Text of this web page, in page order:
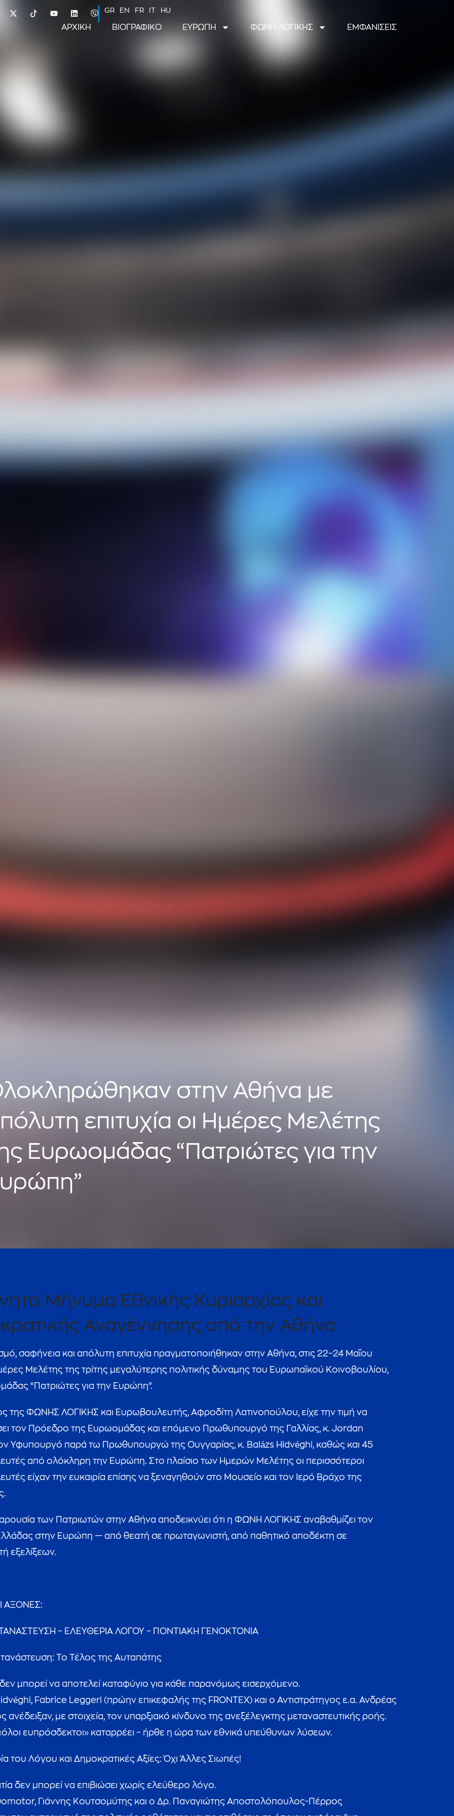
GR EN FR IT HU
ΑΡΧΙΚΗ ΒΙΟΓΡΑΦΙΚΟ ΕΥΡΩΠΗ ΦΩΝΗ ΛΟΓΙΚΗΣ ΕΜΦΑΝΙΣΕΙΣ
στην Αθήνα με
επιτυχία οι Ημέρες Μελέτης
Ευρωομάδας “Πατριώτες για την
Μήνυμα Εθνικής Κυριαρχίας και
Αναγέννησης από την Αθήνα
σαφήνεια και απόλυτη επιτυχία πραγματοποιήθηκαν στην Αθήνα, στις 22–24 Μαΐου
Μελέτης της τρίτης μεγαλύτερης πολιτικής δύναμης του Ευρωπαϊκού Κοινοβουλίου,
“Πατριώτες για την Ευρώπη”.
της ΦΩΝΗΣ ΛΟΓΙΚΗΣ και Ευρωβουλευτής, Αφροδίτη Λατινοπούλου, είχε την τιμή να
τον Πρόεδρο της Ευρωομάδας και επόμενο Πρωθυπουργό της Γαλλίας, κ. Jordan
Υφυπουργό παρά τω Πρωθυπουργώ της Ουγγαρίας, κ. Balázs Hidvéghi, καθώς και 45
από ολόκληρη την Ευρώπη. Στο πλαίσιο των Ημερών Μελέτης οι περισσότεροι
είχαν την ευκαιρία επίσης να ξεναγηθούν στο Μουσείο και τον Ιερό Βράχο της
των Πατριωτών στην Αθήνα αποδεικνύει ότι η ΦΩΝΗ ΛΟΓΙΚΗΣ αναβαθμίζει τον
στην Ευρώπη — από θεατή σε πρωταγωνιστή, από παθητικό αποδέκτη σε
εξελίξεων.
ΑΞΟΝΕΣ:
– ΕΛΕΥΘΕΡΙΑ ΛΟΓΟΥ – ΠΟΝΤΙΑΚΗ ΓΕΝΟΚΤΟΝΙΑ
Το Τέλος της Αυταπάτης
μπορεί να αποτελεί καταφύγιο για κάθε παρανόμως εισερχόμενο.
Fabrice Leggeri (πρώην επικεφαλής της FRONTEX) και ο Αντιστράτηγος ε.α. Ανδρέας
ανέδειξαν, με στοιχεία, τον υπαρξιακό κίνδυνο της ανεξέλεγκτης μεταναστευτικής ροής.
ευπρόσδεκτοι» καταρρέει – ήρθε η ώρα των εθνικά υπεύθυνων λύσεων.
του Λόγου και Δημοκρατικές Αξίες: Όχι Άλλες Σιωπές!
δεν μπορεί να επιβιώσει χωρίς ελεύθερο λόγο.
Γιάννης Κουτσομύτης και ο Δρ. Παναγιώτης Αποστολόπουλος-Πέρρος